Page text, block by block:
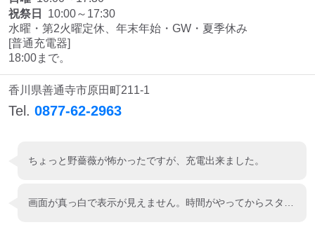
祝祭日
10:00～17:30
水曜・第2火曜定休、年末年始・GW・夏季休み
[普通充電器]
18:00まで。
香川県善通寺市原田町211-1
Tel. 0877-62-2963
ちょっと野薔薇が怖かったですが、充電出来ました。